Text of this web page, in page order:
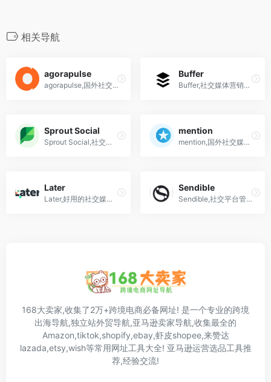
相关导航
agorapulse
agorapulse,国外社交媒体营销工具
Buffer
Buffer,社交媒体营销工具,Facebook,Instagram,Twitter,LinkedIn和Pinterest定时发布
Sprout Social
Sprout Social,社交媒体管理工具,管控、营销及分析服务
mention
mention,国外社交媒体平台渠道追踪分析功能的社媒管理工具
Later
Later,好用的社交媒体bio link简介链接工具,instagram,tiktok,shopify
Sendible
Sendible,社交平台管理工具,Instagram,Facebook,twitter,youtube linkedin
168大卖家,收集了2万+跨境电商必备网址! 是一个专业的跨境
出海导航,独立站外贸导航,亚马逊卖家导航,收集最全的
Amazon,tiktok,shopify,ebay,虾皮shopee,来赞达
lazada,etsy,wish等常用网址工具大全! 亚马逊运营选品工具推
荐,经验交流!